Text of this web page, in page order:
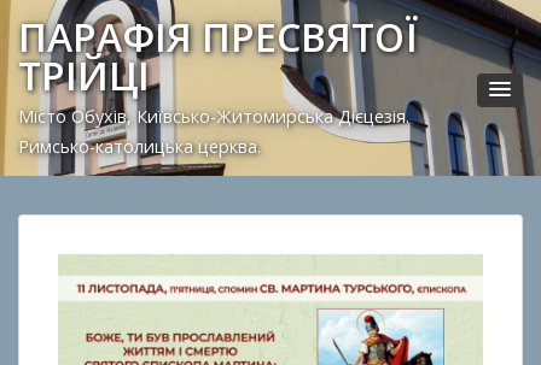
ПАРАФІЯ ПРЕСВЯТОЇ
ТРІЙЦІ
Місто Обухів, Київсько-Житомирська Дієцезія.
Римсько-католицька церква.